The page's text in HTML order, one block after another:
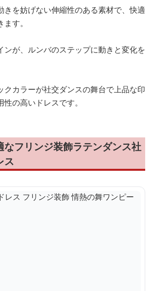
きを妨げない伸縮性のある素材で、快適
す。
ンが、ルンバのステップに動きと変化を
クカラーが社交ダンスの舞台で上品な印
の高いドレスです。
なフリンジ装飾ラテンダンス社
ス